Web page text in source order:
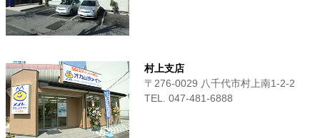
村上支店
〒276-0029 八千代市村上南1-2-2
TEL. 047-481-6888